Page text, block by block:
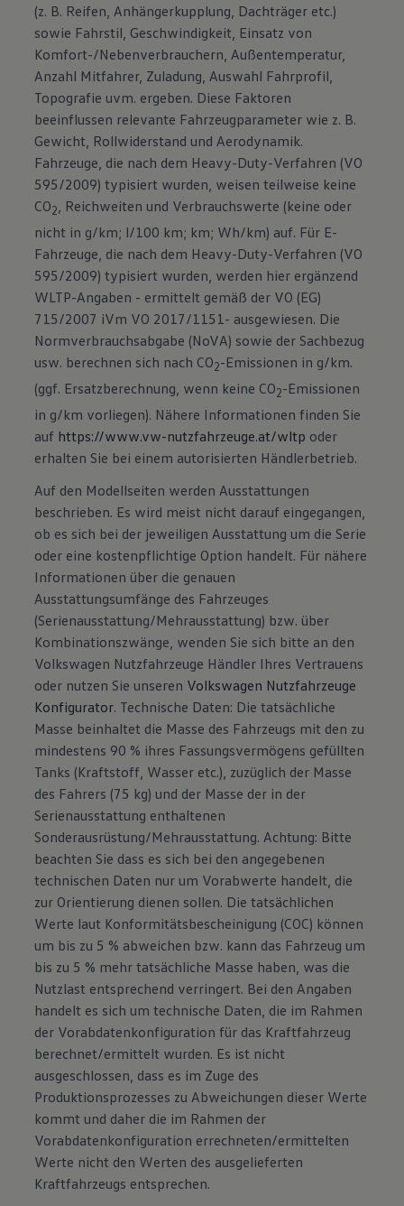
(z. B. Reifen, Anhängerkupplung, Dachträger etc.)
sowie Fahrstil, Geschwindigkeit, Einsatz von
Komfort-/Nebenverbrauchern, Außentemperatur,
Anzahl Mitfahrer, Zuladung, Auswahl Fahrprofil,
Topografie uvm. ergeben. Diese Faktoren
beeinflussen relevante Fahrzeugparameter wie z. B.
Gewicht, Rollwiderstand und Aerodynamik.
Fahrzeuge, die nach dem Heavy-Duty-Verfahren (VO
595/2009) typisiert wurden, weisen teilweise keine
CO2
, Reichweiten und Verbrauchswerte (keine oder
nicht in g/km; l/100 km; km; Wh/km) auf. Für E-
Fahrzeuge, die nach dem Heavy-Duty-Verfahren (VO
595/2009) typisiert wurden, werden hier ergänzend
WLTP-Angaben - ermittelt gemäß der VO (EG)
715/2007 iVm VO 2017/1151- ausgewiesen. Die
Normverbrauchsabgabe (NoVA) sowie der Sachbezug
usw. berechnen sich nach CO2-Emissionen in g/km.
(ggf. Ersatzberechnung, wenn keine CO2-Emissionen
in g/km vorliegen). Nähere Informationen finden Sie
auf https://www.vw-nutzfahrzeuge.at/wltp oder
erhalten Sie bei einem autorisierten Händlerbetrieb.
Auf den Modellseiten werden Ausstattungen
beschrieben. Es wird meist nicht darauf eingegangen,
ob es sich bei der jeweiligen Ausstattung um die Serie
oder eine kostenpflichtige Option handelt. Für nähere
Informationen über die genauen
Ausstattungsumfänge des Fahrzeuges
(Serienausstattung/Mehrausstattung) bzw. über
Kombinationszwänge, wenden Sie sich bitte an den
Volkswagen Nutzfahrzeuge Händler Ihres Vertrauens
oder nutzen Sie unseren Volkswagen Nutzfahrzeuge
Konfigurator. Technische Daten: Die tatsächliche
Masse beinhaltet die Masse des Fahrzeugs mit den zu
mindestens 90 % ihres Fassungsvermögens gefüllten
Tanks (Kraftstoff, Wasser etc.), zuzüglich der Masse
des Fahrers (75 kg) und der Masse der in der
Serienausstattung enthaltenen
Sonderausrüstung/Mehrausstattung. Achtung: Bitte
beachten Sie dass es sich bei den angegebenen
technischen Daten nur um Vorabwerte handelt, die
zur Orientierung dienen sollen. Die tatsächlichen
Werte laut Konformitätsbescheinigung (COC) können
um bis zu 5 % abweichen bzw. kann das Fahrzeug um
bis zu 5 % mehr tatsächliche Masse haben, was die
Nutzlast entsprechend verringert. Bei den Angaben
handelt es sich um technische Daten, die im Rahmen
der Vorabdatenkonfiguration für das Kraftfahrzeug
berechnet/ermittelt wurden. Es ist nicht
ausgeschlossen, dass es im Zuge des
Produktionsprozesses zu Abweichungen dieser Werte
kommt und daher die im Rahmen der
Vorabdatenkonfiguration errechneten/ermittelten
Werte nicht den Werten des ausgelieferten
Kraftfahrzeugs entsprechen.